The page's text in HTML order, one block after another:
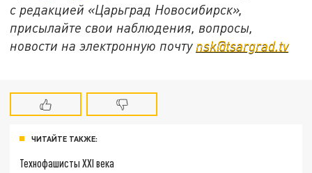
с редакцией «Царьград Новосибирск»,
присылайте свои наблюдения, вопросы,
новости на электронную почту nsk@tsargrad.tv
ЧИТАЙТЕ ТАКЖЕ:
Технофашисты XXI века